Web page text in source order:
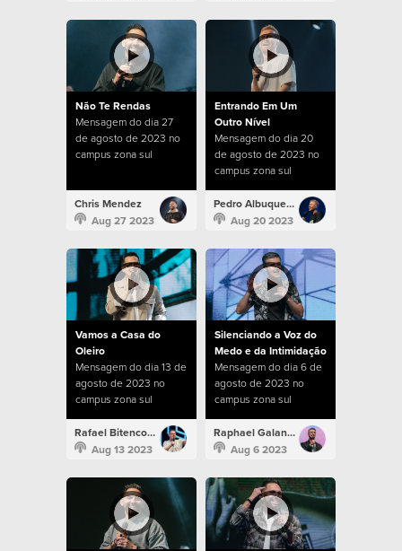
Não Te Rendas
Mensagem do dia 27
de agosto de 2023 no
campus zona sul
Chris Mendez
Aug 27 2023
Entrando Em Um
Outro Nível
Mensagem do dia 20
de agosto de 2023 no
campus zona sul
Pedro Albuquerque
Aug 20 2023
Vamos a Casa do
Oleiro
Mensagem do dia 13 de
agosto de 2023 no
campus zona sul
Rafael Bitencourt
Aug 13 2023
Silenciando a Voz do
Medo e da Intimidação
Mensagem do dia 6 de
agosto de 2023 no
campus zona sul
Raphael Galante
Aug 6 2023